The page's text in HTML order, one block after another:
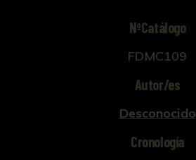
NºCatálogo
FDMC109
Autor/es
Desconocido
Cronología